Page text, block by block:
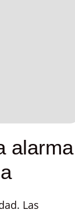
alarma
Las